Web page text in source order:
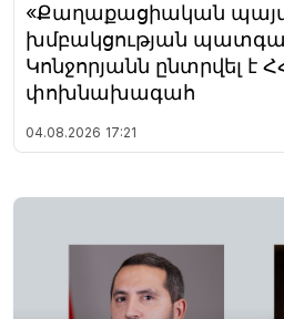
«Քաղաքացիական
խմբակցության
Կոնջորյանն ընտրվել է
փոխնախագահ
04.08.2026 17:21